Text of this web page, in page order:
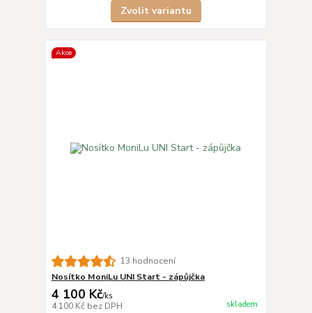
Zvolit variantu
Akce
13 hodnocení
Nosítko MoniLu UNI Start - zápůjčka
4 100 Kč/ks
4 100 Kč bez DPH skladem